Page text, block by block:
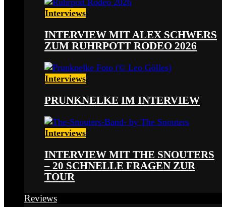
Interviews
INTERVIEW MIT ALEX SCHWERS
ZUM RUHRPOTT RODEO 2026
Interviews
PRUNKNELKE IM INTERVIEW
Interviews
INTERVIEW MIT THE SNOUTERS
– 20 SCHNELLE FRAGEN ZUR
TOUR
Reviews